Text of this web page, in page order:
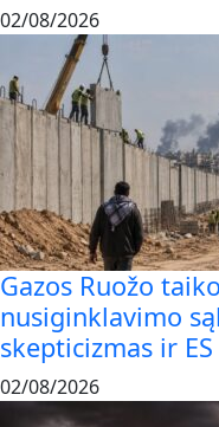
02/08/2026
Gazos Ruožo
nusiginklavimo
skepticizmas ir
02/08/2026